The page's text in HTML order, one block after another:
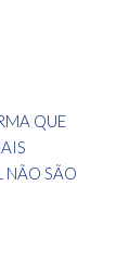
QUE
NÃO SÃO